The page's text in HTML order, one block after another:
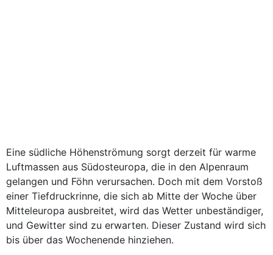
Eine südliche Höhenströmung sorgt derzeit für warme
Luftmassen aus Südosteuropa, die in den Alpenraum
gelangen und Föhn verursachen. Doch mit dem Vorstoß
einer Tiefdruckrinne, die sich ab Mitte der Woche über
Mitteleuropa ausbreitet, wird das Wetter unbeständiger,
und Gewitter sind zu erwarten. Dieser Zustand wird sich
bis über das Wochenende hinziehen.